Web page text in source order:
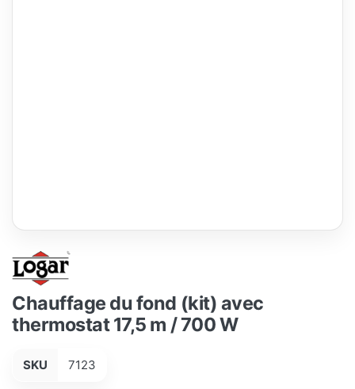
Chauffage du fond (kit) avec
thermostat 17,5 m / 700 W
SKU 7123